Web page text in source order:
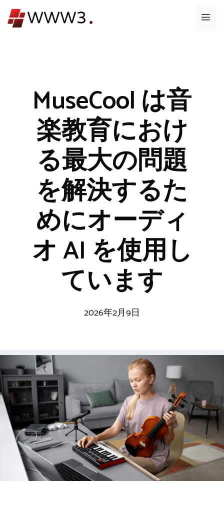
ン
メ
MuseCool は音
楽教育におけ
る最大の問題
を解決するた
めにオーディ
オ AI を使用し
ています
2026年2月9日